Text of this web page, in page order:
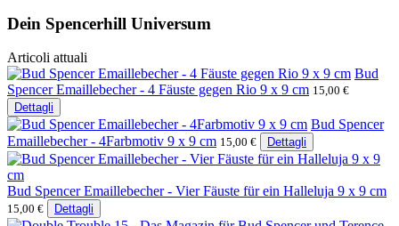
Dein Spencerhill Universum
Articoli attuali
Bud
Spencer Emaillebecher - 4 Fäuste gegen Rio 9 x 9 cm 15,00 €
Dettagli
Bud Spencer
Emaillebecher - 4Farbmotiv 9 x 9 cm 15,00 € Dettagli
Bud Spencer Emaillebecher - Vier Fäuste für ein Halleluja 9 x 9 cm
15,00 € Dettagli